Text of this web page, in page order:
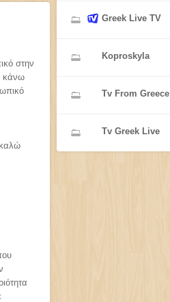
στην
κάνω
Greek Live TV
Koproskyla
Tv From Greece
Tv Greek Live